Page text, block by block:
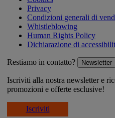
Privacy
Condizioni generali di
Whistleblowing
Human Rights Policy
Dichiarazione di
Restiamo in contatto? Newsletter
Iscriviti alla nostra newsletter e
promozioni e offerte esclusive!
Iscriviti